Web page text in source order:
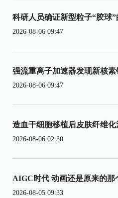
科研人员确证新型粒子“胶球”
2026-08-06 09:47
强流重离子加速器发现新核素
2026-08-06 09:47
造血干细胞移植后皮肤纤维
2026-08-06 02:30
AIGC时代 动画还是原来的那
2026-08-05 09:33